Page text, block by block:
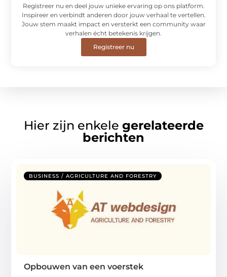
Registreer nu en deel jouw unieke ervaring op ons platform.
Inspireer en verbindt anderen door jouw verhaal te vertellen.
Jouw stem maakt impact en versterkt een community waar
verhalen écht betekenis krijgen.
Registreer nu
Hier zijn enkele gerelateerde
berichten
BUSINESS / AGRICULTURE AND FORESTRY
Opbouwen van een voerstek